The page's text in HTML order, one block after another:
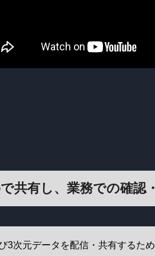
共有し、業務での確
3次元データを配信・共有するた